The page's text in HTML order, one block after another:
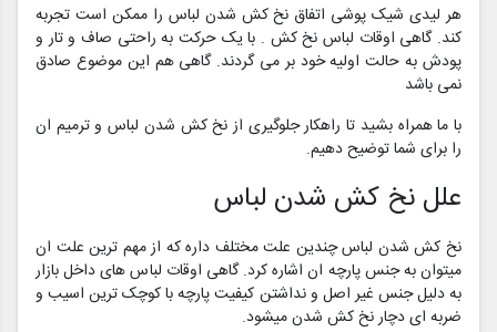
هر لیدی شیک پوشی اتفاق نخ کش شدن لباس را ممکن است تجربه
کند. گاهی اوقات لباس نخ کش . با یک حرکت به راحتی صاف و تار و
پودش به حالت اولیه خود بر می گردند. گاهی هم این موضوع صادق
نمی باشد
با ما همراه بشید تا راهکار جلوگیری از نخ کش شدن لباس و ترمیم ان
را برای شما توضیح دهیم.
علل نخ کش شدن لباس
نخ کش شدن لباس چندین علت مختلف داره که از مهم ترین علت ان
میتوان به جنس پارچه ان اشاره کرد. گاهی اوقات لباس های داخل بازار
به دلیل جنس غیر اصل و نداشتن کیفیت پارچه با کوچک ترین اسیب و
ضربه ای دچار نخ کش شدن میشود.